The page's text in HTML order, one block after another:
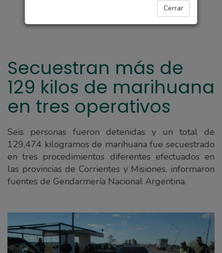
Cerrar
Secuestran más de
129 kilos de marihuana
en tres operativos
Seis personas fueron detenidas y un total de
129,474 kilogramos de marihuana fue secuestrado
en tres procedimientos diferentes efectuados en
las provincias de Corrientes y Misiones, informaron
fuentes de Gendarmería Nacional Argentina.